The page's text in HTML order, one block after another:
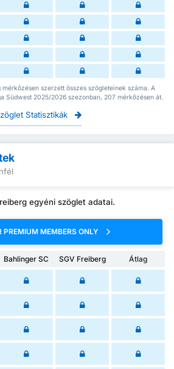
mérkőzésen szerzett összes szögleteinek száma. A
Südwest 2025/2026 szezonban, 207 mérkőzésen át.
Statisztikák
egyéni szöglet adatai.
PREMIUM MEMBERS ONLY
Bahlinger SC SGV Freiberg
Átlag